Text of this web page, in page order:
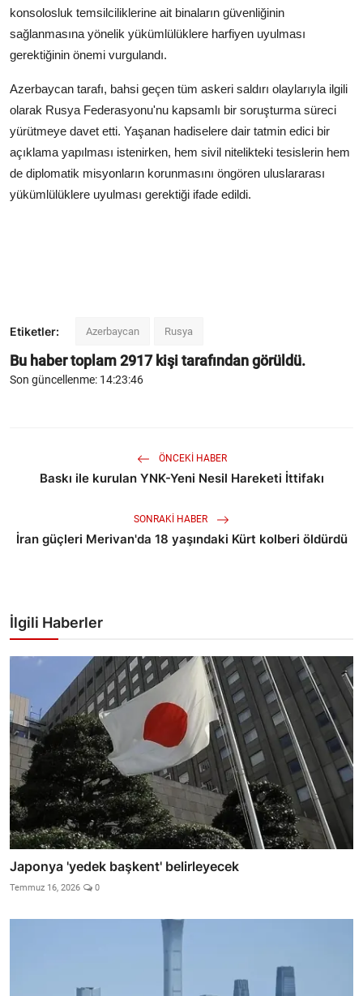
konsolosluk temsilciliklerine ait binaların güvenliğinin
sağlanmasına yönelik yükümlülüklere harfiyen uyulması
gerektiğinin önemi vurgulandı.
Azerbaycan tarafı, bahsi geçen tüm askeri saldırı olaylarıyla ilgili
olarak Rusya Federasyonu'nu kapsamlı bir soruşturma süreci
yürütmeye davet etti. Yaşanan hadiselere dair tatmin edici bir
açıklama yapılması istenirken, hem sivil nitelikteki tesislerin hem
de diplomatik misyonların korunmasını öngören uluslararası
yükümlülüklere uyulması gerektiği ifade edildi.
Etiketler: Azerbaycan Rusya
Bu haber toplam2917kişi tarafından görüldü.
Son güncellenme: 14:23:46
ÖNCEKI HABER
Baskı ile kurulan YNK-Yeni Nesil Hareketi İttifakı
SONRAKI HABER
İran güçleri Merivan'da 18 yaşındaki Kürt kolberi öldürdü
İlgili Haberler
Japonya 'yedek başkent' belirleyecek
Temmuz 16, 2026 0